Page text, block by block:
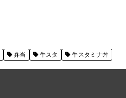
弁当 牛スタ 牛スタミナ丼